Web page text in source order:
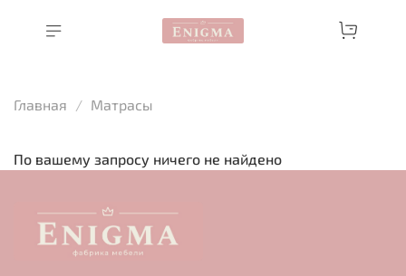
Главная Матрасы
По вашему запросу ничего не найдено